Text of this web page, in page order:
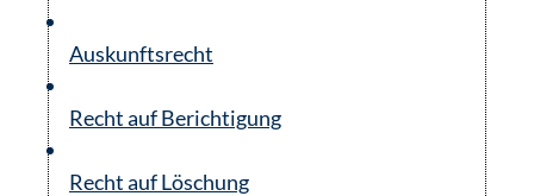
Auskunftsrecht
Recht auf Berichtigung
Recht auf Löschung